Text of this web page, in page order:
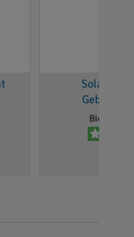
Bielefeld,